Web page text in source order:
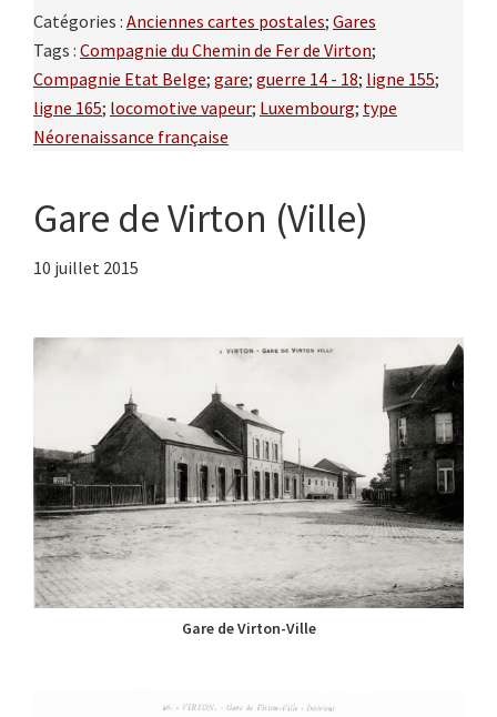
Catégories : Anciennes cartes postales; Gares
Tags : Compagnie du Chemin de Fer de Virton;
Compagnie Etat Belge; gare; guerre 14 - 18; ligne 155;
ligne 165; locomotive vapeur; Luxembourg; type
Néorenaissance française
Gare de Virton (Ville)
10 juillet 2015
Gare de Virton-Ville